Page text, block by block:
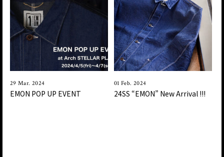
29 Mar. 2024
EMON POP UP EVENT
01 Feb. 2024
24SS “EMON” New Arrival !!!